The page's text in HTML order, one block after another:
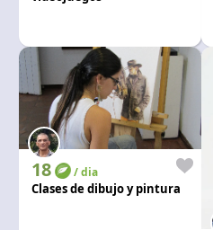
18 / dia
Clases de dibujo y pintura